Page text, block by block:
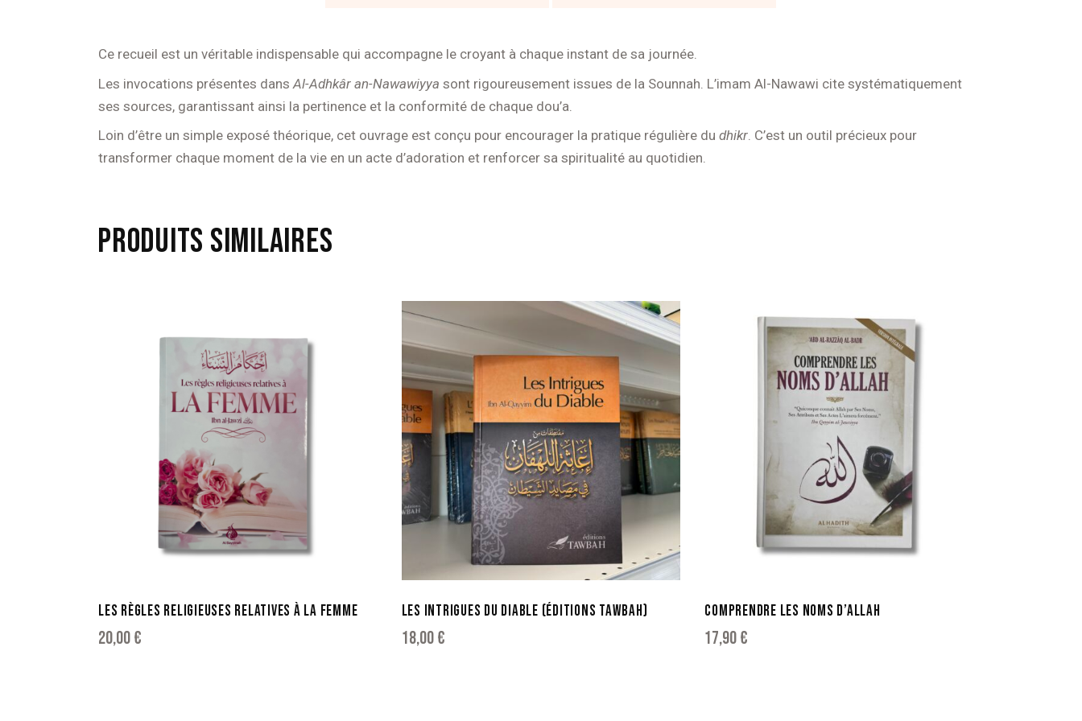
al
Ce recueil est un véritable indispensable qui accompagne le croyant à chaque instant de sa journée.
Les invocations présentes dans Al-Adhkâr an-Nawawiyya sont rigoureusement issues de la Sounnah. L’imam Al-Nawawi cite systématiquement
ses sources, garantissant ainsi la pertinence et la conformité de chaque dou’a.
Loin d’être un simple exposé théorique, cet ouvrage est conçu pour encourager la pratique régulière du dhikr. C’est un outil précieux pour
transformer chaque moment de la vie en un acte d’adoration et renforcer sa spiritualité au quotidien.
PRODUITS SIMILAIRES
LES RÈGLES RELIGIEUSES RELATIVES À LA FEMME
20,00€
LES INTRIGUES DU DIABLE (ÉDITIONS TAWBAH)
18,00€
COMPRENDRE LES NOMS D’ALLAH
17,90€